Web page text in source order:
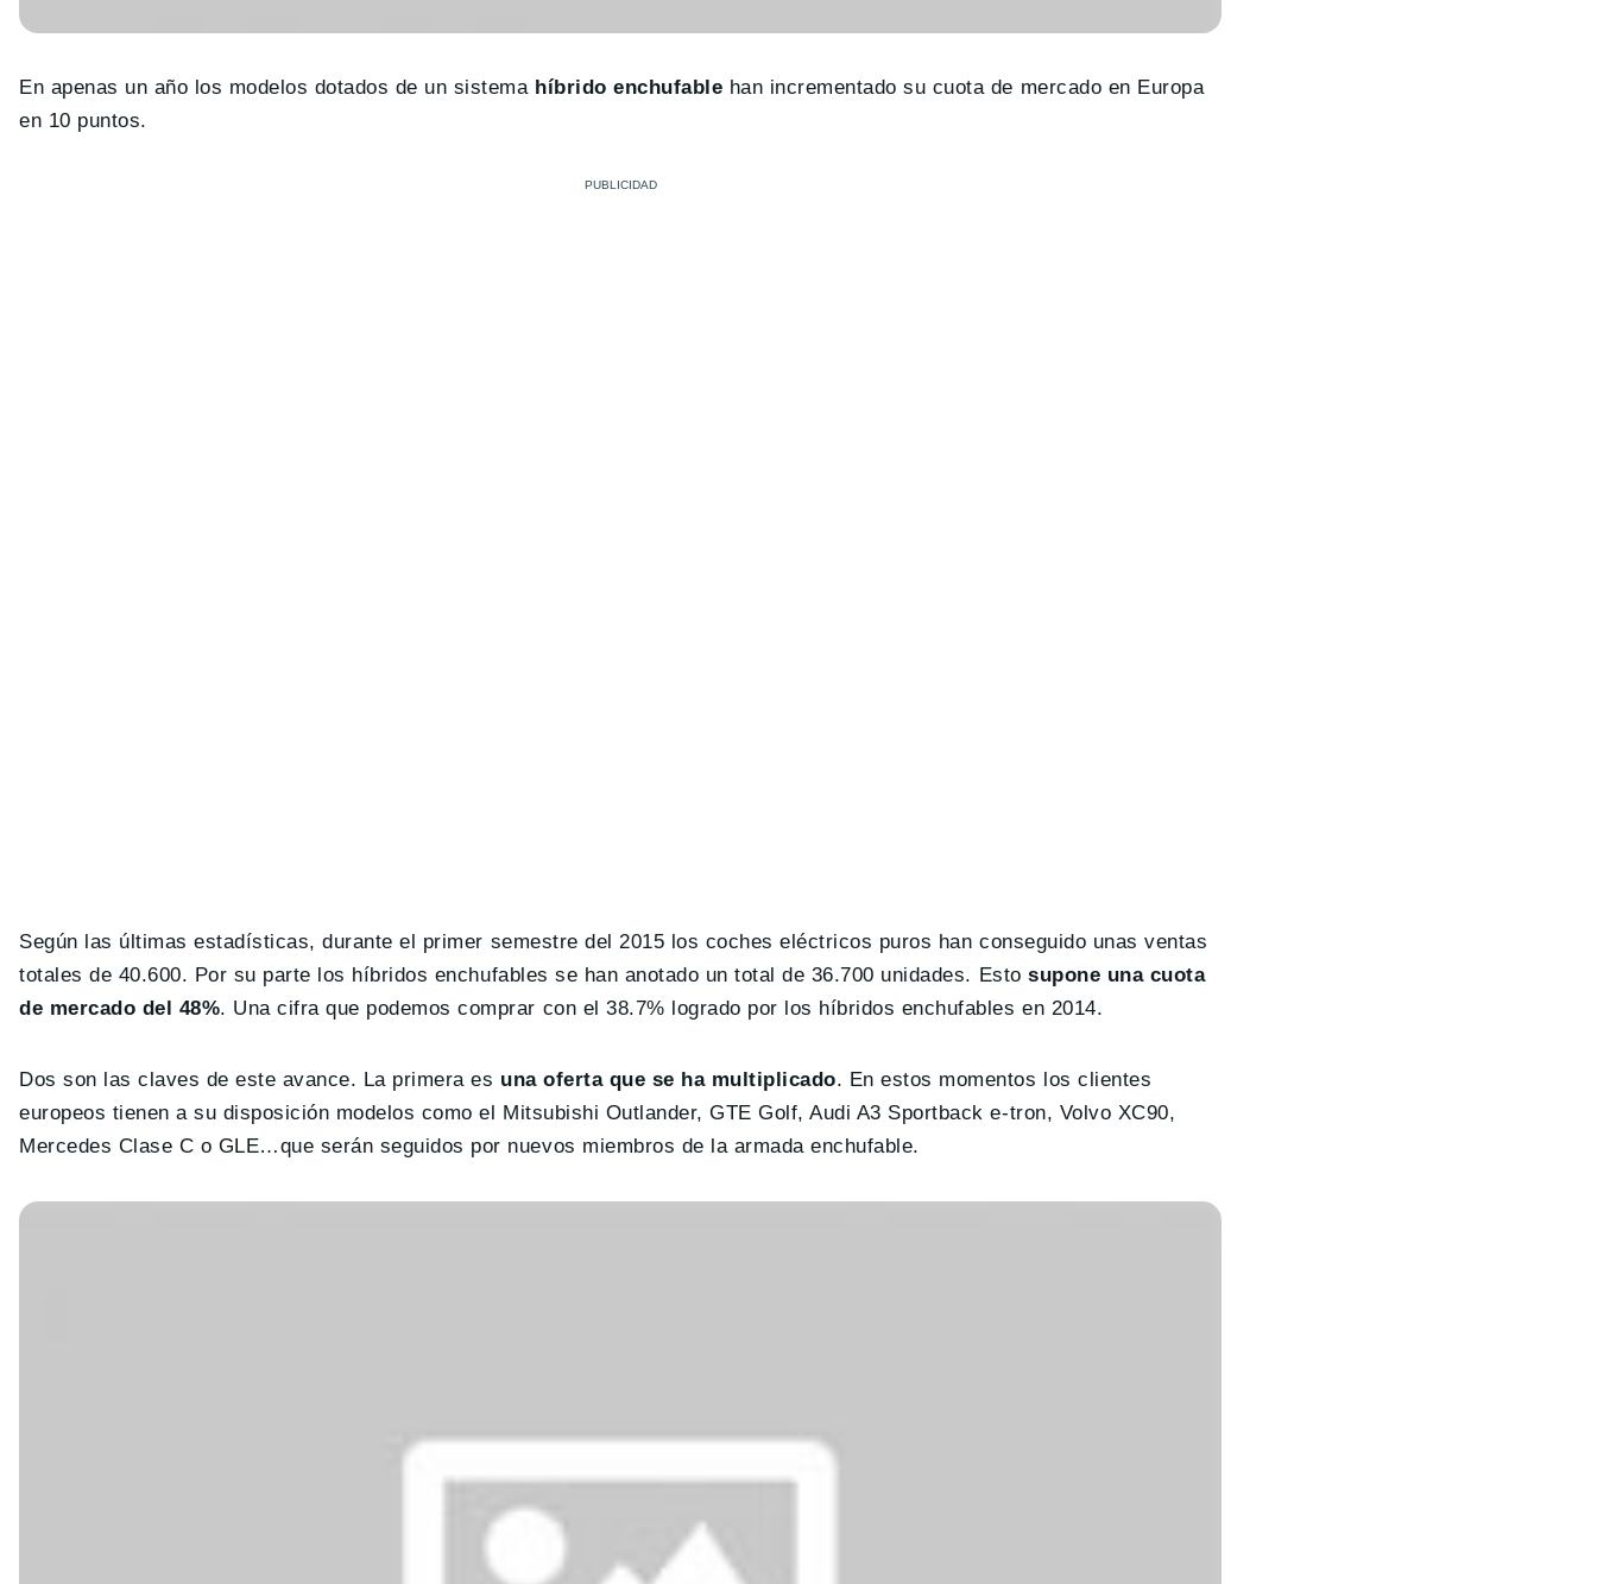
En apenas un año los modelos dotados de un sistemahíbrido enchufable han incrementado su cuota de mercado en Europa
en 10 puntos.
Según las últimas estadísticas, durante el primer semestre del 2015 los coches eléctricos puros han conseguido unas ventas
totales de 40.600. Por su parte los híbridos enchufables se han anotado un total de 36.700 unidades. Estosupone una cuota
de mercado del 48%. Una cifra que podemos comprar con el 38.7% logrado por los híbridos enchufables en 2014.
Dos son las claves de este avance. La primera es una oferta que se ha multiplicado. En estos momentos los clientes
europeos tienen a su disposición modelos como el Mitsubishi Outlander, GTE Golf, Audi A3 Sportback e-tron, Volvo XC90,
Mercedes Clase C o GLE…que serán seguidos por nuevos miembros de la armada enchufable.